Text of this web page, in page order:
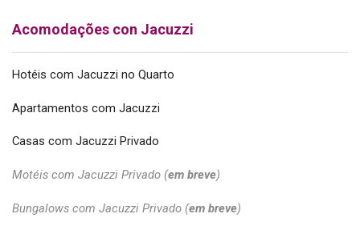
Acomodações con Jacuzzi
Hotéis com Jacuzzi no Quarto
Apartamentos com Jacuzzi
Casas com Jacuzzi Privado
Motéis com Jacuzzi Privado (em breve)
Bungalows com Jacuzzi Privado (em breve)